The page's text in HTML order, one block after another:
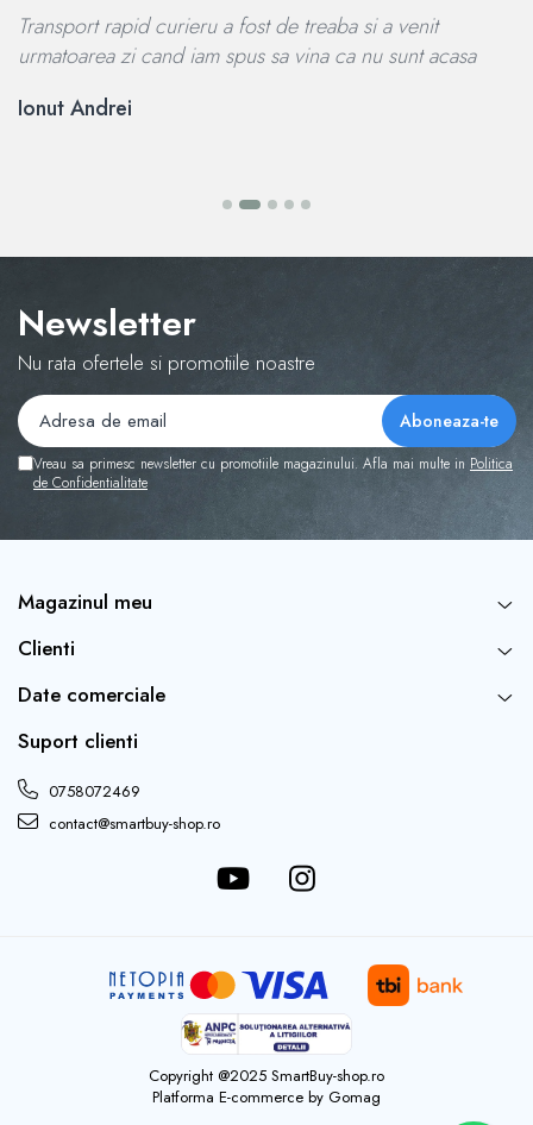
Ionut Andrei
Transport rapid curieru a fost de treaba si a venit
urmatoarea zi cand iam spus sa vina ca nu sunt acasa
Newsletter
Nu rata ofertele si promotiile noastre
Vreau sa primesc newsletter cu promotiile magazinului. Afla mai multe in Politica
de Confidentialitate
Magazinul meu
Clienti
Date comerciale
Suport clienti
0758072469
contact@smartbuy-shop.ro
Copyright @2025 SmartBuy-shop.ro
Platforma E-commerce by Gomag